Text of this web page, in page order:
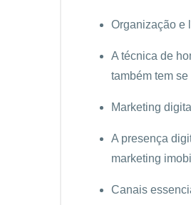
Organização e
A técnica de
também tem
Marketing
A presença
marketing
Canais